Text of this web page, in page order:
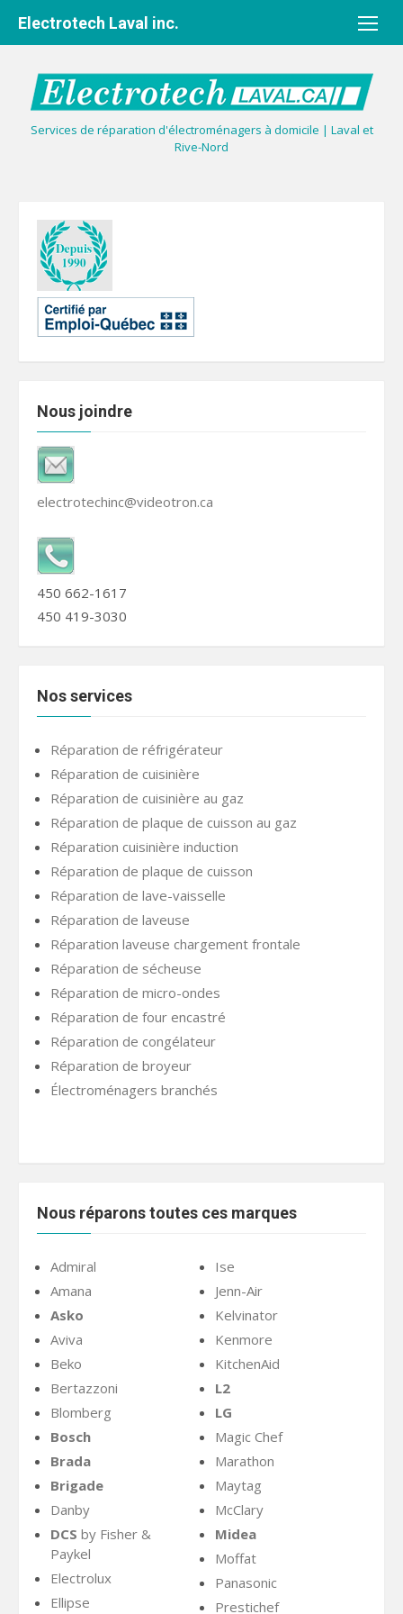
Services de réparation d'électroménagers à domicile | Laval et
Rive-Nord
Electrotech Laval inc.
Nous joindre
electrotechinc@videotron.ca
450 662-1617
450 419-3030
Nous réparons toutes ces marques
Admiral
Amana
Asko
Aviva
Beko
Bertazzoni
Blomberg
Bosch
Brada
Brigade
Danby
DCS by Fisher &
Paykel
Electrolux
Ellipse
Ise
Jenn-Air
Kelvinator
Kenmore
KitchenAid
L2
LG
Magic Chef
Marathon
Maytag
McClary
Midea
Moffat
Panasonic
Prestichef
Nos services
Réparation de réfrigérateur
Réparation de cuisinière
Réparation de cuisinière au gaz
Réparation de plaque de cuisson au gaz
Réparation cuisinière induction
Réparation de plaque de cuisson
Réparation de lave-vaisselle
Réparation de laveuse
Réparation laveuse chargement frontale
Réparation de sécheuse
Réparation de micro-ondes
Réparation de four encastré
Réparation de congélateur
Réparation de broyeur
Électroménagers branchés